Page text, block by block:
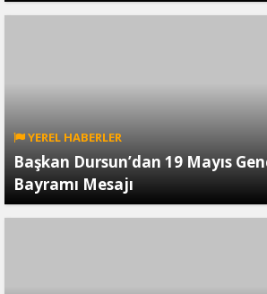
YEREL HABERLER
Başkan Dursun’dan 19 Mayıs
Bayramı Mesajı